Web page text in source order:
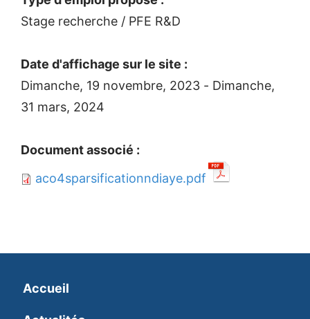
Stage recherche / PFE R&D
Date d'affichage sur le site :
Dimanche, 19 novembre, 2023 - Dimanche,
31 mars, 2024
Document associé :
aco4sparsificationndiaye.pdf
Accueil